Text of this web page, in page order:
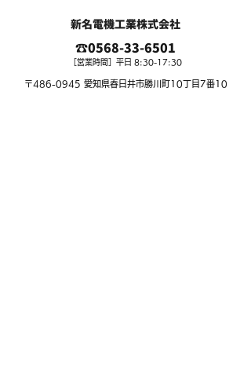
新名電機工業株式会社
☎0568-33-6501
［営業時間］平日 8:30-17:30
〒486-0945 愛知県春日井市勝川町10丁目7番10